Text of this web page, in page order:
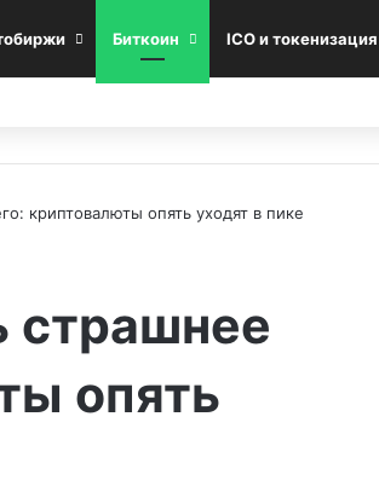
Биткоин ICO и токенизация
криптовалюты опять уходят в пике
страшнее
опять